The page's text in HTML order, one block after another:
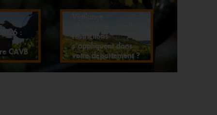
:
CAVB
restrictions
s’appliquent dans
votre département ?